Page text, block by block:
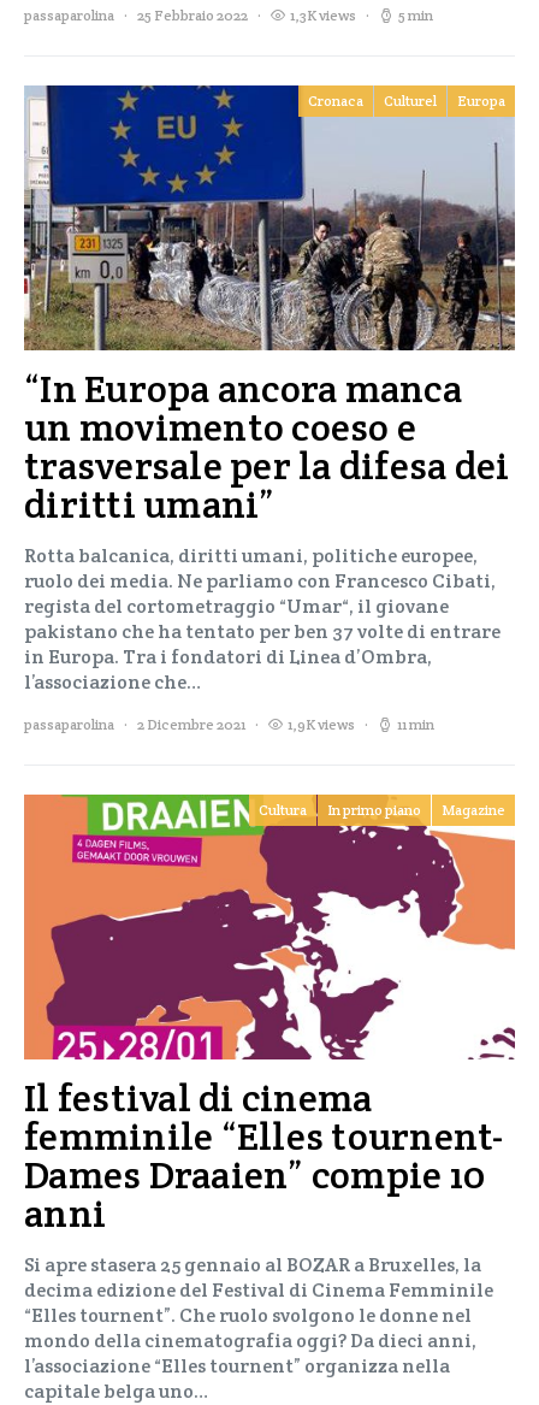
passaparolina 25 Febbraio 2022 1,3K views 5 min
Cronaca Culturel Europa
“In Europa ancora manca
un movimento coeso e
trasversale per la difesa dei
diritti umani”
Rotta balcanica, diritti umani, politiche europee,
ruolo dei media. Ne parliamo con Francesco Cibati,
regista del cortometraggio “Umar“, il giovane
pakistano che ha tentato per ben 37 volte di entrare
in Europa. Tra i fondatori di Linea d’Ombra,
l’associazione che…
passaparolina 2 Dicembre 2021 1,9K views 11 min
Cultura In primo piano Magazine
Il festival di cinema
femminile “Elles tournent-
Dames Draaien” compie 10
anni
Si apre stasera 25 gennaio al BOZAR a Bruxelles, la
decima edizione del Festival di Cinema Femminile
“Elles tournent”. Che ruolo svolgono le donne nel
mondo della cinematografia oggi? Da dieci anni,
l’associazione “Elles tournent” organizza nella
capitale belga uno…